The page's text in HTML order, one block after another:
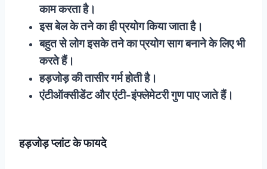
काम करता है।
इस बेल के तने का ही प्रयोग किया जाता है।
बहुत से लोग इसके तने का प्रयोग साग बनाने के लिए भी
करते हैं।
हड़जोड़ की तासीर गर्म होती है।
एंटीऑक्सीडेंट और एंटी-इंफ्लेमेटरी गुण पाए जाते हैं।
हड़जोड़ प्लांट के फायदे